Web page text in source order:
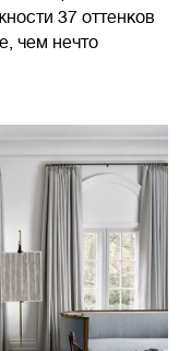
37 оттенков
чем нечто